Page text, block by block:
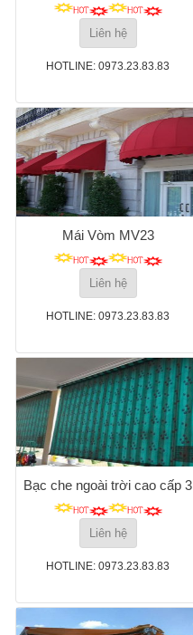
Liên hệ
HOTLINE: 0973.23.83.83
Mái Vòm MV23
Liên hệ
HOTLINE: 0973.23.83.83
Bạc che ngoài trời cao cấp 3
Liên hệ
HOTLINE: 0973.23.83.83